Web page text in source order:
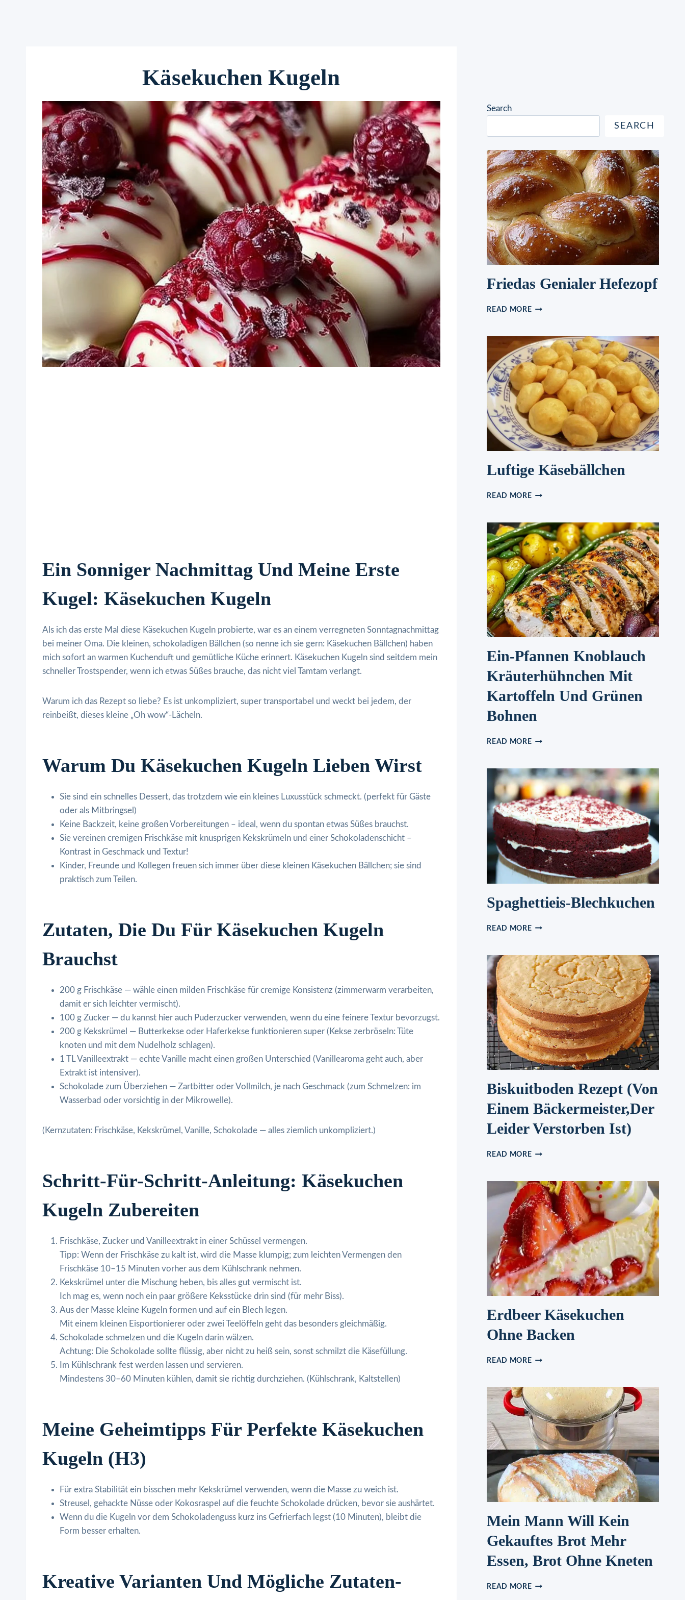
Käsekuchen Kugeln
Ein Sonniger Nachmittag Und Meine Erste
Kugel: Käsekuchen Kugeln
Als ich das erste Mal diese Käsekuchen Kugeln probierte, war es an einem verregneten Sonntagnachmittag
bei meiner Oma. Die kleinen, schokoladigen Bällchen (so nenne ich sie gern: Käsekuchen Bällchen) haben
mich sofort an warmen Kuchenduft und gemütliche Küche erinnert. Käsekuchen Kugeln sind seitdem mein
schneller Trostspender, wenn ich etwas Süßes brauche, das nicht viel Tamtam verlangt.
Warum ich das Rezept so liebe? Es ist unkompliziert, super transportabel und weckt bei jedem, der
reinbeißt, dieses kleine „Oh wow“-Lächeln.
Warum Du Käsekuchen Kugeln Lieben Wirst
Sie sind ein schnelles Dessert, das trotzdem wie ein kleines Luxusstück schmeckt. (perfekt für Gäste
oder als Mitbringsel)
Keine Backzeit, keine großen Vorbereitungen – ideal, wenn du spontan etwas Süßes brauchst.
Sie vereinen cremigen Frischkäse mit knusprigen Kekskrümeln und einer Schokoladenschicht –
Kontrast in Geschmack und Textur!
Kinder, Freunde und Kollegen freuen sich immer über diese kleinen Käsekuchen Bällchen; sie sind
praktisch zum Teilen.
Zutaten, Die Du Für Käsekuchen Kugeln
Brauchst
200 g Frischkäse — wähle einen milden Frischkäse für cremige Konsistenz (zimmerwarm verarbeiten,
damit er sich leichter vermischt).
100 g Zucker — du kannst hier auch Puderzucker verwenden, wenn du eine feinere Textur bevorzugst.
200 g Kekskrümel — Butterkekse oder Haferkekse funktionieren super (Kekse zerbröseln: Tüte
knoten und mit dem Nudelholz schlagen).
1 TL Vanilleextrakt — echte Vanille macht einen großen Unterschied (Vanillearoma geht auch, aber
Extrakt ist intensiver).
Schokolade zum Überziehen — Zartbitter oder Vollmilch, je nach Geschmack (zum Schmelzen: im
Wasserbad oder vorsichtig in der Mikrowelle).
(Kernzutaten: Frischkäse, Kekskrümel, Vanille, Schokolade — alles ziemlich unkompliziert.)
Schritt-Für-Schritt-Anleitung: Käsekuchen
Kugeln Zubereiten
Frischkäse, Zucker und Vanilleextrakt in einer Schüssel vermengen.
Tipp: Wenn der Frischkäse zu kalt ist, wird die Masse klumpig; zum leichten Vermengen den
Frischkäse 10–15 Minuten vorher aus dem Kühlschrank nehmen.
Kekskrümel unter die Mischung heben, bis alles gut vermischt ist.
Ich mag es, wenn noch ein paar größere Keksstücke drin sind (für mehr Biss).
Aus der Masse kleine Kugeln formen und auf ein Blech legen.
Mit einem kleinen Eisportionierer oder zwei Teelöffeln geht das besonders gleichmäßig.
Schokolade schmelzen und die Kugeln darin wälzen.
Achtung: Die Schokolade sollte flüssig, aber nicht zu heiß sein, sonst schmilzt die Käsefüllung.
Im Kühlschrank fest werden lassen und servieren.
Mindestens 30–60 Minuten kühlen, damit sie richtig durchziehen. (Kühlschrank, Kaltstellen)
Meine Geheimtipps Für Perfekte Käsekuchen
Kugeln (H3)
Für extra Stabilität ein bisschen mehr Kekskrümel verwenden, wenn die Masse zu weich ist.
Streusel, gehackte Nüsse oder Kokosraspel auf die feuchte Schokolade drücken, bevor sie aushärtet.
Wenn du die Kugeln vor dem Schokoladenguss kurz ins Gefrierfach legst (10 Minuten), bleibt die
Form besser erhalten.
Kreative Varianten Und Mögliche Zutaten-
Search
SEARCH
Friedas Genialer Hefezopf
READ MOREFRIEDAS
Luftige Käsebällchen
READ MORELUFTIGE
Ein-Pfannen Knoblauch
Kräuterhühnchen Mit
Kartoffeln Und Grünen
Bohnen
READ MOREEIN-
KRÄUTERHÜHNCHEN
MIT
KARTOFFELN
UND
GRÜNEN
BOHNEN
Spaghettieis-Blechkuchen
READ MORESPAGHETTIEIS-
Biskuitboden Rezept (Von
Einem Bäckermeister,Der
Leider Verstorben Ist)
READ MOREBISKUITBODEN
EINEM
BÄCKERMEISTER,DER
LEIDER
VERSTORBEN
IST)
Erdbeer Käsekuchen
Ohne Backen
READ MOREERDBEER
BACKEN
Mein Mann Will Kein
Gekauftes Brot Mehr
Essen, Brot Ohne Kneten
READ MOREMEIN